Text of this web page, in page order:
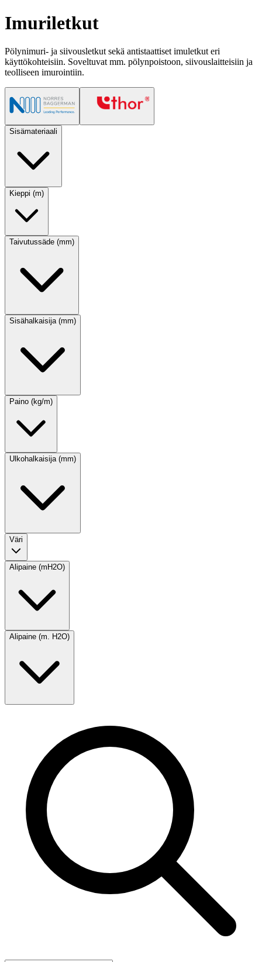
Imuriletkut
Pölynimuri- ja siivousletkut sekä antistaattiset imuletkut eri
käyttökohteisiin. Soveltuvat mm. pölynpoistoon, siivouslaitteisiin ja
teolliseen imurointiin.
Sisämateriaali
Kieppi (m)
Taivutussäde (mm)
Sisähalkaisija (mm)
Paino (kg/m)
Ulkohalkaisija (mm)
Väri
Alipaine (mH2O)
Alipaine (m. H2O)